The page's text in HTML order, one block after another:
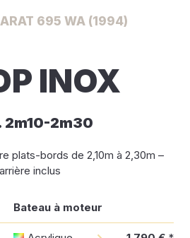
695 WA (1994)
INOX
2m10-2m30
plats-bords de 2,10m à 2,30m –
inclus
Bateau à moteur